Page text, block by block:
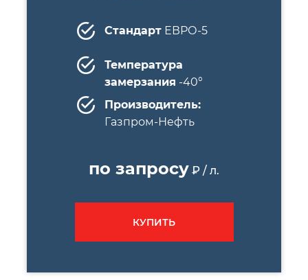
СтандартЕВРО-5
Температура
замерзания -40°
Производитель:
Газпром-Нефть
по запросу ₽ / л.
КУПИТЬ